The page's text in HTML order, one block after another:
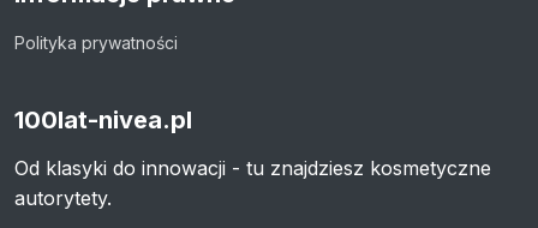
Polityka prywatności
100lat-nivea.pl
Od klasyki do innowacji - tu znajdziesz kosmetyczne
autorytety.